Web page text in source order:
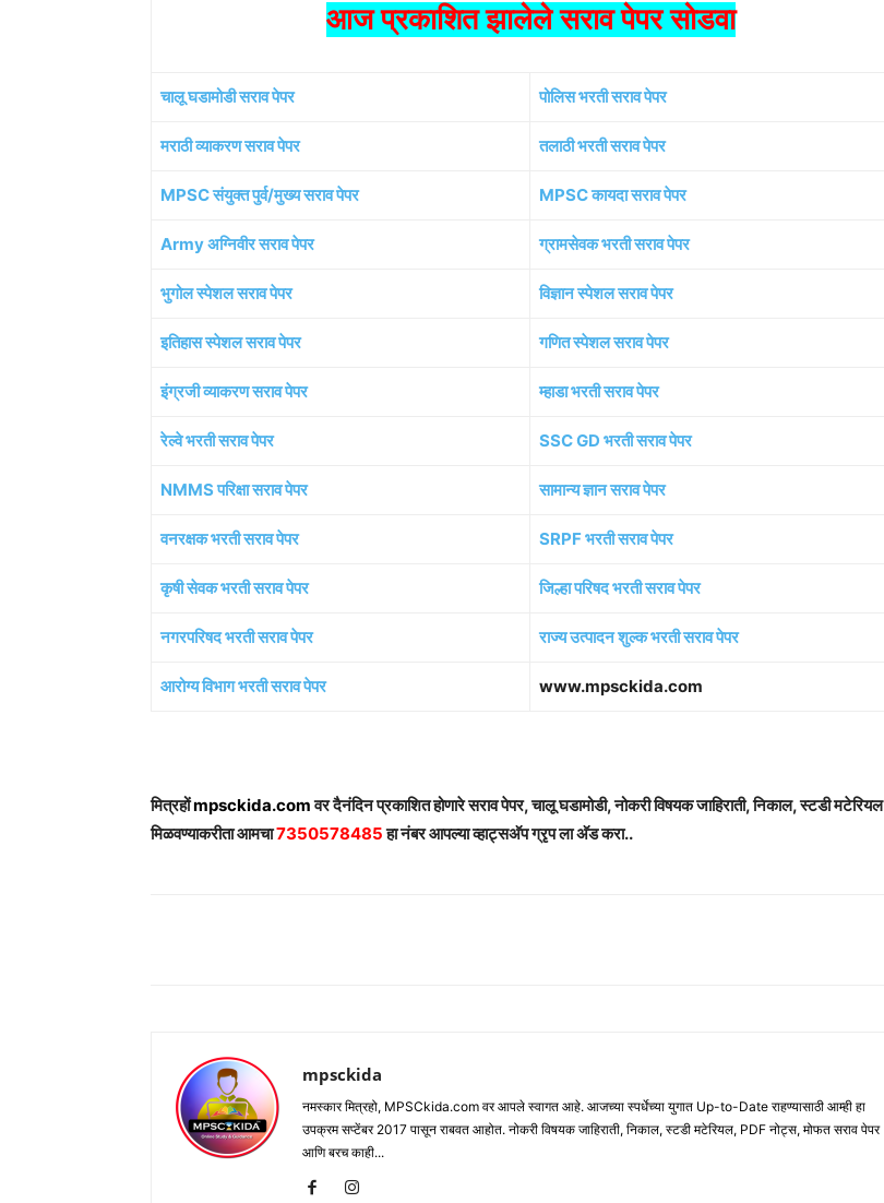
आज प्रकाशित झालेले सराव पेपर सोडवा
चालू घडामोडी सराव पेपर पोलिस भरती सराव पेपर
मराठी व्याकरण सराव पेपर तलाठी भरती सराव पेपर
MPSC संयुक्त पुर्व/मुख्य सराव पेपर MPSC कायदा सराव पेपर
Army अग्निवीर सराव पेपर ग्रामसेवक भरती सराव पेपर
भुगोल स्पेशल सराव पेपर विज्ञान स्पेशल सराव पेपर
इतिहास स्पेशल सराव पेपर गणित स्पेशल सराव पेपर
इंग्रजी व्याकरण सराव पेपर म्हाडा भरती सराव पेपर
रेल्वे भरती सराव पेपर SSC GD भरती सराव पेपर
NMMS परिक्षा सराव पेपर सामान्य ज्ञान सराव पेपर
वनरक्षक भरती सराव पेपर SRPF भरती सराव पेपर
कृषी सेवक भरती सराव पेपर जिल्हा परिषद भरती सराव पेपर
नगरपरिषद भरती सराव पेपर राज्य उत्पादन शुल्क भरती सराव पेपर
आरोग्य विभाग भरती सराव पेपर www.mpsckida.com
मित्रहोंmpsckida.comवर दैनंदिन प्रकाशित होणारे सराव पेपर, चालू घडामोडी, नोकरी विषयक जाहिराती, निकाल, स्टडी मटेरियल
मिळवण्याकरीता आमचा7350578485हा नंबर आपल्या व्हाट्सअ‍ॅप ग्रृप ला अ‍ॅड करा..
mpsckida
नमस्कार मित्रहो, MPSCkida.com वर आपले स्वागत आहे. आजच्या स्पर्धेच्या युगात Up-to-Date राहण्यासाठी आम्ही हा
उपक्रम सप्टेंबर 2017 पासून राबवत आहोत. नोकरी विषयक जाहिराती, निकाल, स्टडी मटेरियल, PDF नोट्स, मोफत सराव पेपर
आणि बरच काही...